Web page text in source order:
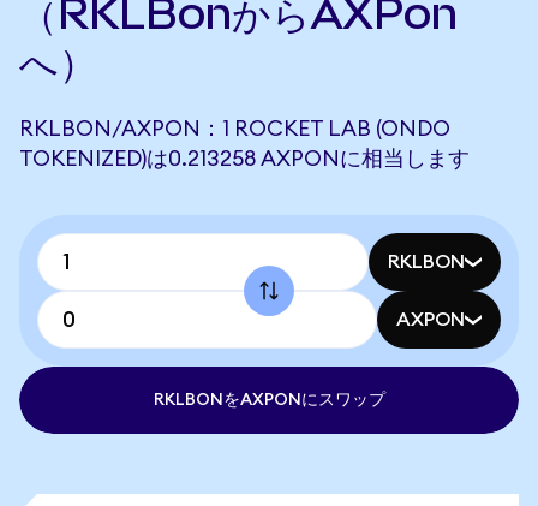
（RKLBonからAXPon
へ）
RKLBON/AXPON：1 ROCKET LAB (ONDO
TOKENIZED)は0.213258 AXPONに相当します
RKLBON
AXPON
RKLBONをAXPONにスワップ